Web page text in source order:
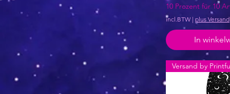
10 Prozent für 10
incl.BTW | plus Versand
In
Versand by